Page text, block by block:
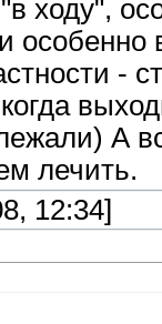
-
А
лечить.
12:34]